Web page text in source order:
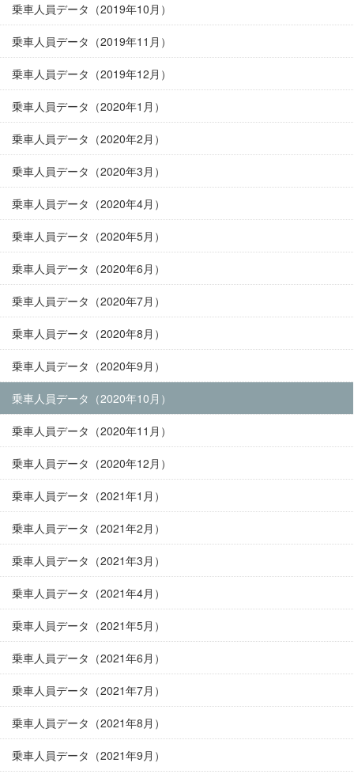
乗車人員データ（2019年10月）
乗車人員データ（2019年11月）
乗車人員データ（2019年12月）
乗車人員データ（2020年1月）
乗車人員データ（2020年2月）
乗車人員データ（2020年3月）
乗車人員データ（2020年4月）
乗車人員データ（2020年5月）
乗車人員データ（2020年6月）
乗車人員データ（2020年7月）
乗車人員データ（2020年8月）
乗車人員データ（2020年9月）
乗車人員データ（2020年10月）
乗車人員データ（2020年11月）
乗車人員データ（2020年12月）
乗車人員データ（2021年1月）
乗車人員データ（2021年2月）
乗車人員データ（2021年3月）
乗車人員データ（2021年4月）
乗車人員データ（2021年5月）
乗車人員データ（2021年6月）
乗車人員データ（2021年7月）
乗車人員データ（2021年8月）
乗車人員データ（2021年9月）